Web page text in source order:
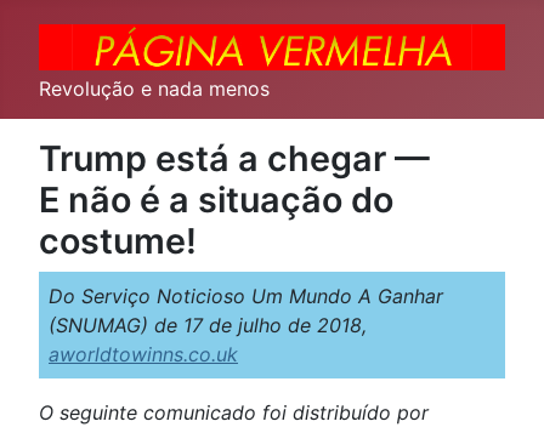
Revolução e nada menos
Trump está a chegar —
E não é a situação do
costume!
Do Serviço Noticioso Um Mundo A Ganhar
(SNUMAG) de 17 de julho de 2018,
aworldtowinns.co.uk
O seguinte comunicado foi distribuído por